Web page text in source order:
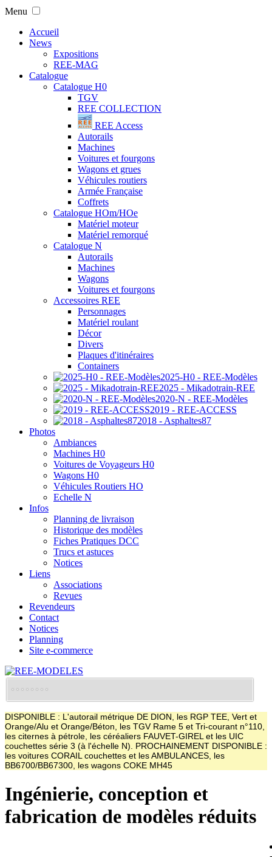
Menu
Accueil
News
Expositions
REE-MAG
Catalogue
Catalogue H0
TGV
REE COLLECTION
REE Access
Autorails
Machines
Voitures et fourgons
Wagons et grues
Véhicules routiers
Armée Française
Coffrets
Catalogue HOm/HOe
Matériel moteur
Matériel remorqué
Catalogue N
Autorails
Machines
Wagons
Voitures et fourgons
Accessoires REE
Personnages
Matériel roulant
Décor
Divers
Plaques d'itinéraires
Containers
2025-H0 - REE-Modèles
2025 - Mikadotrain-REE
2020-N - REE-Modèles
2019 - REE-ACCESS
2018 - Asphaltes87
Photos
Ambiances
Machines H0
Voitures de Voyageurs H0
Wagons H0
Véhicules Routiers HO
Echelle N
Infos
Planning de livraison
Historique des modèles
Fiches Pratiques DCC
Trucs et astuces
Notices
Liens
Associations
Revues
Revendeurs
Contact
Notices
Planning
Site e-commerce
DISPONIBLE : L'autorail métrique DE DION, les RGP TEE, Vert et
Orange/Alu et Orange/Béton, les TGV Rame 5 et Tri-courant n°110,
les citernes à pétrole, les céréaliers FAUVET-GIREL et les UIC
couchettes série 3 (à l'échelle N). PROCHAINEMENT DISPONIBLE :
les voitures CORAIL couchettes et les AMBULANCES, les
BB6700/BB67300, les wagons COKE MH45
Ingénierie, conception et
fabrication de modèles réduits